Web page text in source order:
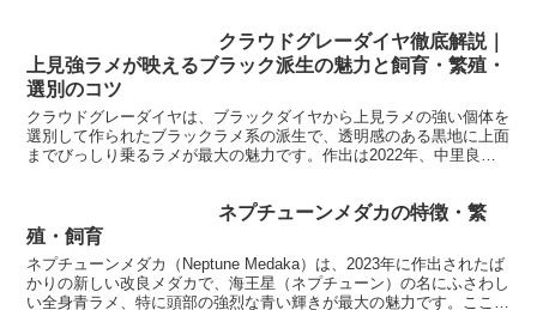
クラウドグレーダイヤ徹底解説｜
上見強ラメが映えるブラック派生の魅力と飼育・繁殖・
選別のコツ
クラウドグレーダイヤは、ブラックダイヤから上見ラメの強い個体を
選別して作られたブラックラメ系の派生で、透明感のある黒地に上面
までびっしり乗るラメが最大の魅力です。作出は2022年、中里良則
ネプチューンメダカの特徴・繁
殖・飼育
ネプチューンメダカ（Neptune Medaka）は、2023年に作出されたば
かりの新しい改良メダカで、海王星（ネプチューン）の名にふさわし
い全身青ラメ、特に頭部の強烈な青い輝きが最大の魅力です。ここで